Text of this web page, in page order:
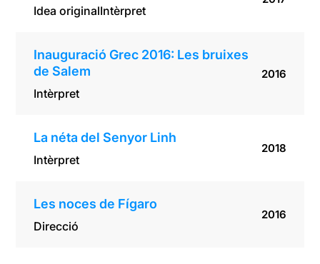
Idea originalIntèrpret
Inauguració Grec 2016: Les bruixes
de Salem
Intèrpret
2016
La néta del Senyor Linh
Intèrpret
2018
Les noces de Fígaro
Direcció
2016